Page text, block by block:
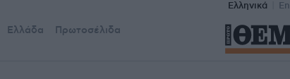
Ελληνικά
Ελλάδα Πρωτοσέλιδα